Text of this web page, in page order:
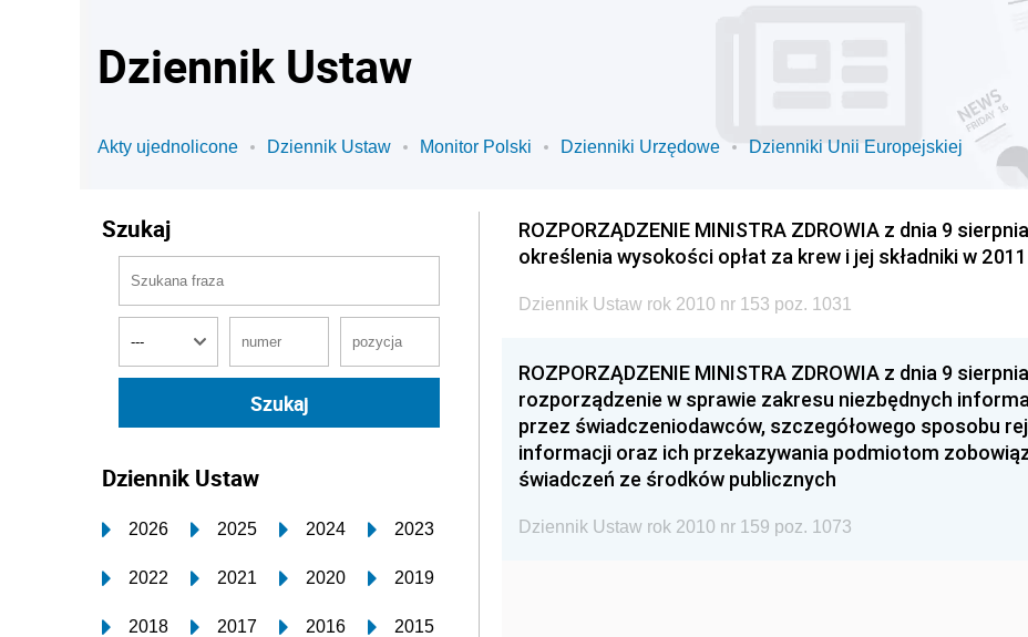
Dziennik Ustaw
Akty ujednolicone Dziennik Ustaw Monitor Polski Dzienniki Urzędowe Dzienniki Unii Europejskiej
Szukaj
Dziennik Ustaw
2026 2025 2024 2023
2022 2021 2020 2019
2018 2017 2016 2015
ROZPORZĄDZENIE MINISTRA ZDROWIA z dnia 9
określenia wysokości opłat za krew i jej składniki w 2011
Dziennik Ustaw rok 2010 nr 153 poz. 1031
ROZPORZĄDZENIE MINISTRA ZDROWIA z dnia 9
rozporządzenie w sprawie zakresu niezbędnych
przez świadczeniodawców, szczegółowego sposobu
informacji oraz ich przekazywania podmiotom
świadczeń ze środków publicznych
Dziennik Ustaw rok 2010 nr 159 poz. 1073